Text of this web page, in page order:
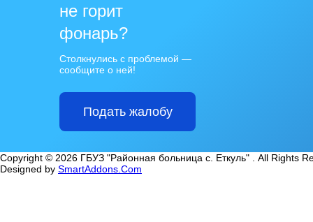
не горит
фонарь?
Столкнулись с проблемой —
сообщите о ней!
Подать жалобу
Copyright © 2026 ГБУЗ "Районная больница с. Еткуль" . All Rights
Designed by SmartAddons.Com